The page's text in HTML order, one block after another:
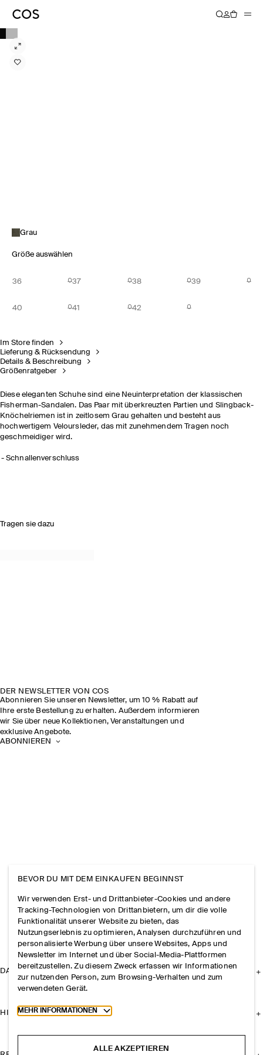
Grau
Größe auswählen
36 37 38 39
40 41 42
Im Store finden
Lieferung & Rücksendung
Details & Beschreibung
Größenratgeber
Diese eleganten Schuhe sind eine Neuinterpretation der klassischen
Fisherman-Sandalen. Das Paar mit überkreuzten Partien und Slingback-
Knöchelriemen ist in zeitlosem Grau gehalten und besteht aus
hochwertigem Veloursleder, das mit zunehmendem Tragen noch
geschmeidiger wird.
Schnallenverschluss
Tragen sie dazu
DER NEWSLETTER VON COS
Abonnieren Sie unseren Newsletter, um 10 % Rabatt auf
Ihre erste Bestellung zu erhalten. Außerdem informieren
wir Sie über neue Kollektionen, Veranstaltungen und
exklusive Angebote.
ABONNIEREN
DAS UNTERNEHMEN
HILFE
BEVOR DU MIT DEM EINKAUFEN BEGINNST
Wir verwenden Erst- und Drittanbieter-Cookies und andere
Tracking-Technologien von Drittanbietern, um dir die volle
Funktionalität unserer Website zu bieten, das
Nutzungserlebnis zu optimieren, Analysen durchzuführen und
personalisierte Werbung über unsere Websites, Apps und
Newsletter im Internet und über Social-Media-Plattformen
bereitzustellen. Zu diesem Zweck erfassen wir Informationen
zur nutzenden Person, zum Browsing-Verhalten und zum
verwendeten Gerät.
Toggle more cookie information
MEHR INFORMATIONEN
ALLE AKZEPTIEREN